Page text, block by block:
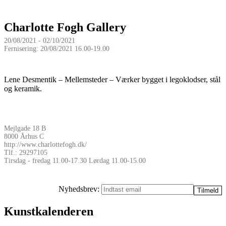
Charlotte Fogh Gallery
20/08/2021 - 02/10/2021
Fernisering: 20/08/2021 16.00-19.00
Lene Desmentik – Mellemsteder – Værker bygget i legoklodser, stål
og keramik.
Mejlgade 18 B
8000 Århus C
http://www.charlottefogh.dk/
Tlf.: 29297105
Tirsdag - fredag 11.00-17.30 Lørdag 11.00-15.00
Nyhedsbrev:
Kunstkalenderen